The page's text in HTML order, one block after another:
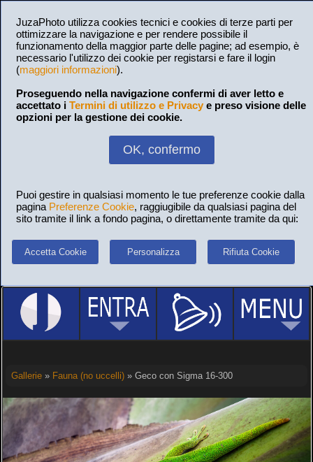
JuzaPhoto utilizza cookies tecnici e cookies di terze parti per
ottimizzare la navigazione e per rendere possibile il
funzionamento della maggior parte delle pagine; ad esempio, è
necessario l'utilizzo dei cookie per registarsi e fare il login
(maggiori informazioni).
Proseguendo nella navigazione confermi di aver letto e
accettato i Termini di utilizzo e Privacy e preso visione delle
opzioni per la gestione dei cookie.
OK, confermo
Puoi gestire in qualsiasi momento le tue preferenze cookie dalla
pagina Preferenze Cookie, raggiugibile da qualsiasi pagina del
sito tramite il link a fondo pagina, o direttamente tramite da qui:
Accetta Cookie Personalizza Rifiuta Cookie
Gallerie» Fauna (no uccelli)» Geco con Sigma 16-300